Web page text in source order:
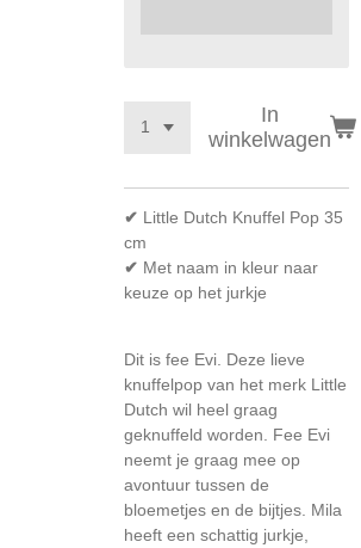
In
winkelwagen
✔ Little Dutch Knuffel Pop 35
cm
✔ Met naam in kleur naar
keuze op het jurkje
Dit is fee Evi. Deze lieve
knuffelpop van het merk Little
Dutch wil heel graag
geknuffeld worden. Fee Evi
neemt je graag mee op
avontuur tussen de
bloemetjes en de bijtjes. Mila
heeft een schattig jurkje,